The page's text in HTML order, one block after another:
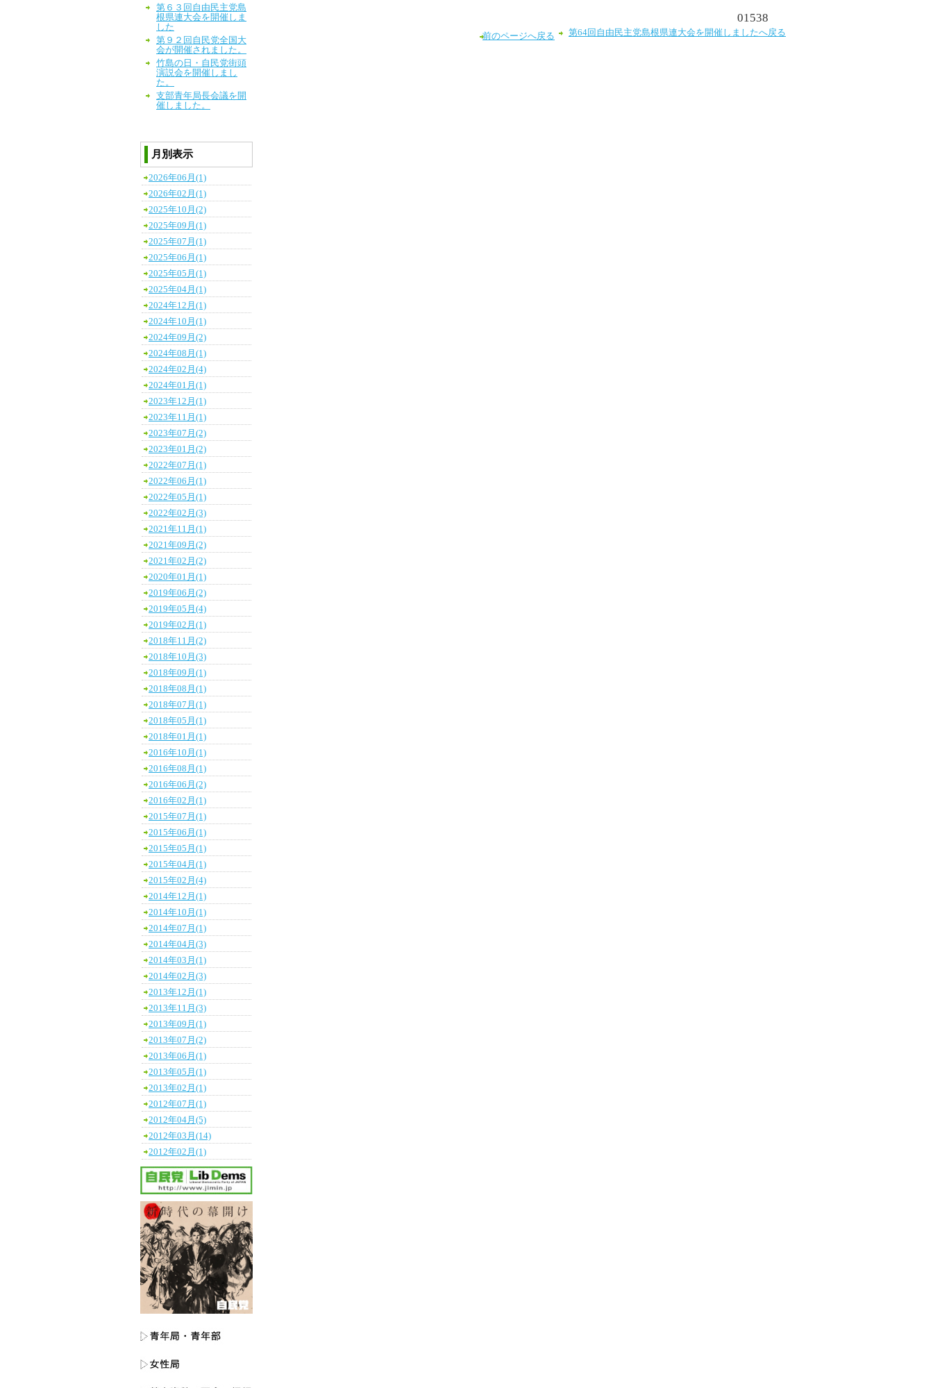
01538
第64回自由民主党島根県連大会を開催しましたへ戻る
前のページへ戻る
第６３回自由民主党島
根県連大会を開催しま
した
第９２回自民党全国大
会が開催されました。
竹島の日・自民党街頭
演説会を開催しまし
た。
支部青年局長会議を開
催しました。
月別表示
2026年06月(1)
2026年02月(1)
2025年10月(2)
2025年09月(1)
2025年07月(1)
2025年06月(1)
2025年05月(1)
2025年04月(1)
2024年12月(1)
2024年10月(1)
2024年09月(2)
2024年08月(1)
2024年02月(4)
2024年01月(1)
2023年12月(1)
2023年11月(1)
2023年07月(2)
2023年01月(2)
2022年07月(1)
2022年06月(1)
2022年05月(1)
2022年02月(3)
2021年11月(1)
2021年09月(2)
2021年02月(2)
2020年01月(1)
2019年06月(2)
2019年05月(4)
2019年02月(1)
2018年11月(2)
2018年10月(3)
2018年09月(1)
2018年08月(1)
2018年07月(1)
2018年05月(1)
2018年01月(1)
2016年10月(1)
2016年08月(1)
2016年06月(2)
2016年02月(1)
2015年07月(1)
2015年06月(1)
2015年05月(1)
2015年04月(1)
2015年02月(4)
2014年12月(1)
2014年10月(1)
2014年07月(1)
2014年04月(3)
2014年03月(1)
2014年02月(3)
2013年12月(1)
2013年11月(3)
2013年09月(1)
2013年07月(2)
2013年06月(1)
2013年05月(1)
2013年02月(1)
2012年07月(1)
2012年04月(5)
2012年03月(14)
2012年02月(1)